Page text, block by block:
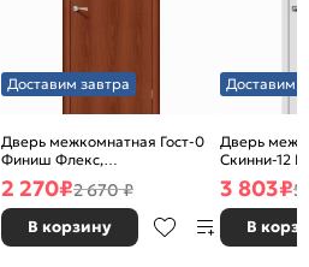
Доставим завтра
Дверь межкомнатная Гост-0
Финиш Флекс,
Ламинированные Л-11
(ИталОрех), глухая, каркасно-
щитовая
2 270₽2 670 ₽
В корзину
Доставим
Дверь
Скинни-12
глухая,
3 803₽5
В